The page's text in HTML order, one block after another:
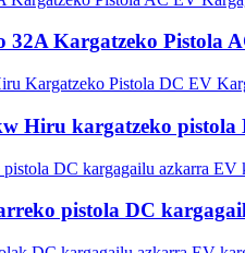
32A Kargatzeko Pistola
Hiru kargatzeko pistola
pistola DC